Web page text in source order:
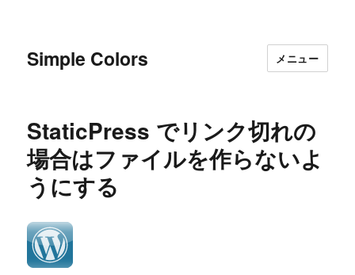
Simple Colors メニュー
StaticPress でリンク切れの
場合はファイルを作らないよ
うにする